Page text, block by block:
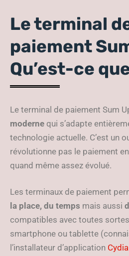
Le terminal
paiement
Qu’est-ce
Le terminal de paiement Sum
moderne qui s’adapte
technologie actuelle. C’est un
révolutionne pas le paiement
quand même assez évolué.
Les terminaux de paiement
la place, du temps mais aussi
compatibles avec toutes
smartphone ou tablette
l’installateur d’application